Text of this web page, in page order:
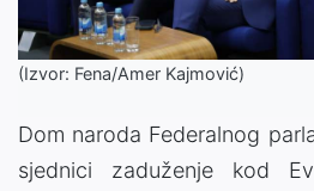
(Izvor: Fena/Amer Kajmović)
Dom naroda Federalnog
sjednici zaduženje kod